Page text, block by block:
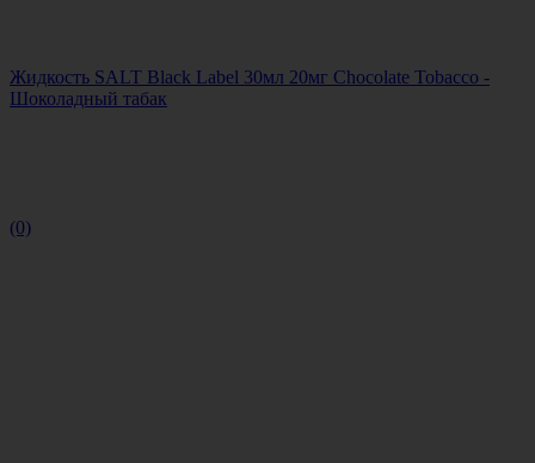
Жидкость SALT Black Label 30мл 20мг Chocolate Tobacco -
Шоколадный табак
(0)